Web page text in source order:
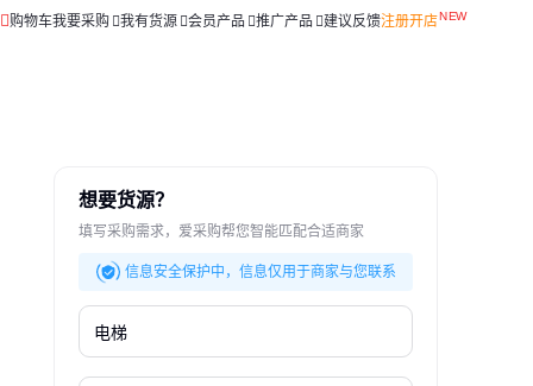
购物车我要采购 我有货源 会员产品 推广产品 建议反馈注册开店
想要货源？
填写采购需求，爱采购帮您智能匹配合适商家
信息安全保护中，信息仅用于商家与您联系